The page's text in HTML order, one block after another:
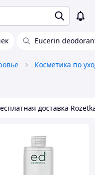
Eucerin
Косметика по
доставка